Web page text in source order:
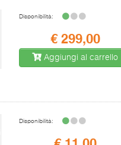
Disponibilità:
€ 299,00
Aggiungi al carrello
Disponibilità: